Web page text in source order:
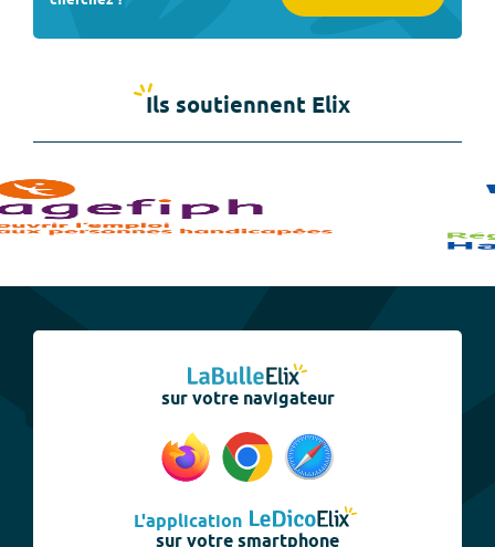
Ils soutiennent Elix
sur votre navigateur
L'application